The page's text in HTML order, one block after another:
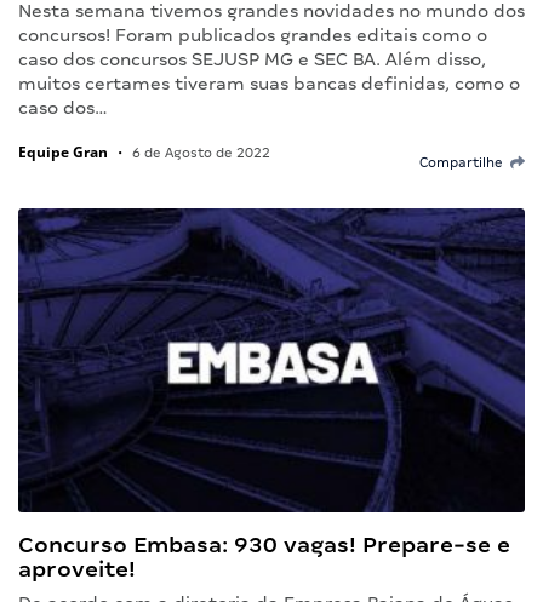
Nesta semana tivemos grandes novidades no mundo dos
concursos! Foram publicados grandes editais como o
caso dos concursos SEJUSP MG e SEC BA. Além disso,
muitos certames tiveram suas bancas definidas, como o
caso dos…
Equipe Gran • 6 de Agosto de 2022
Compartilhe
Concurso Embasa: 930 vagas! Prepare-se e
aproveite!